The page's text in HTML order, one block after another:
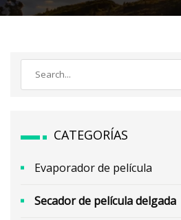
CATEGORÍAS
Evaporador de película
Secador de película delgada